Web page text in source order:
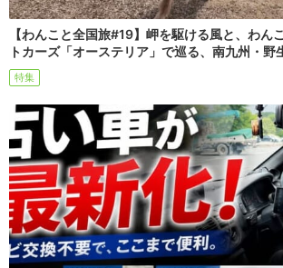
【わんこと全国旅#19】岬を駆ける風と、わん
トカーズ「オーステリア」で巡る、南九州・野
特集